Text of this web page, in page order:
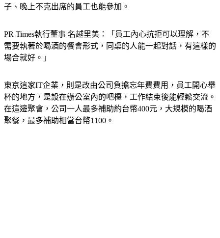
子、晚上不克出席的員工也能參加。
PR Times執行董事 名越里美：「員工內心抗拒可以理解，不
需要執著於喝酒的餐會形式，同桌的人能一起對話，有這樣的
場合就好。」
東京這家IT企業，則是改由公司負擔忘年費費用，員工開心舉
杯的地方，是設在辦公室內的吧檯，工作結束後能輕鬆交流。
在這邊聚會，公司一人最多補助約台幣400元，大規模的喝酒
聚餐，最多補助相當台幣1100。